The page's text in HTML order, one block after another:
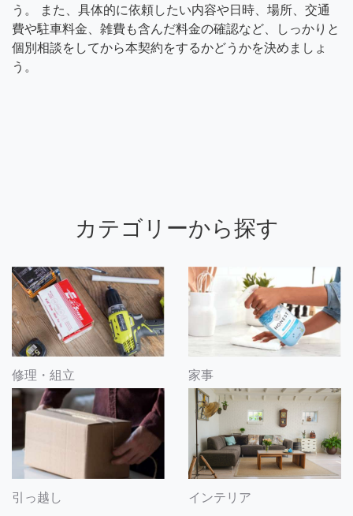
う。 また、具体的に依頼したい内容や日時、場所、交通
費や駐車料金、雑費も含んだ料金の確認など、しっかりと
個別相談をしてから本契約をするかどうかを決めましょ
う。
カテゴリーから探す
修理・組立 家事
引っ越し インテリア